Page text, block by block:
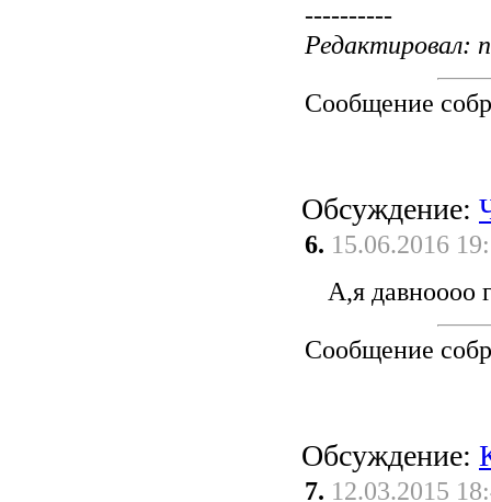
----------
Редактировал:
Сообщение
Обсуждение:
6. 15.06.2016
А,я давноооо
Сообщение
Обсуждение:
7. 12.03.2015